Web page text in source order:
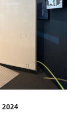
2024